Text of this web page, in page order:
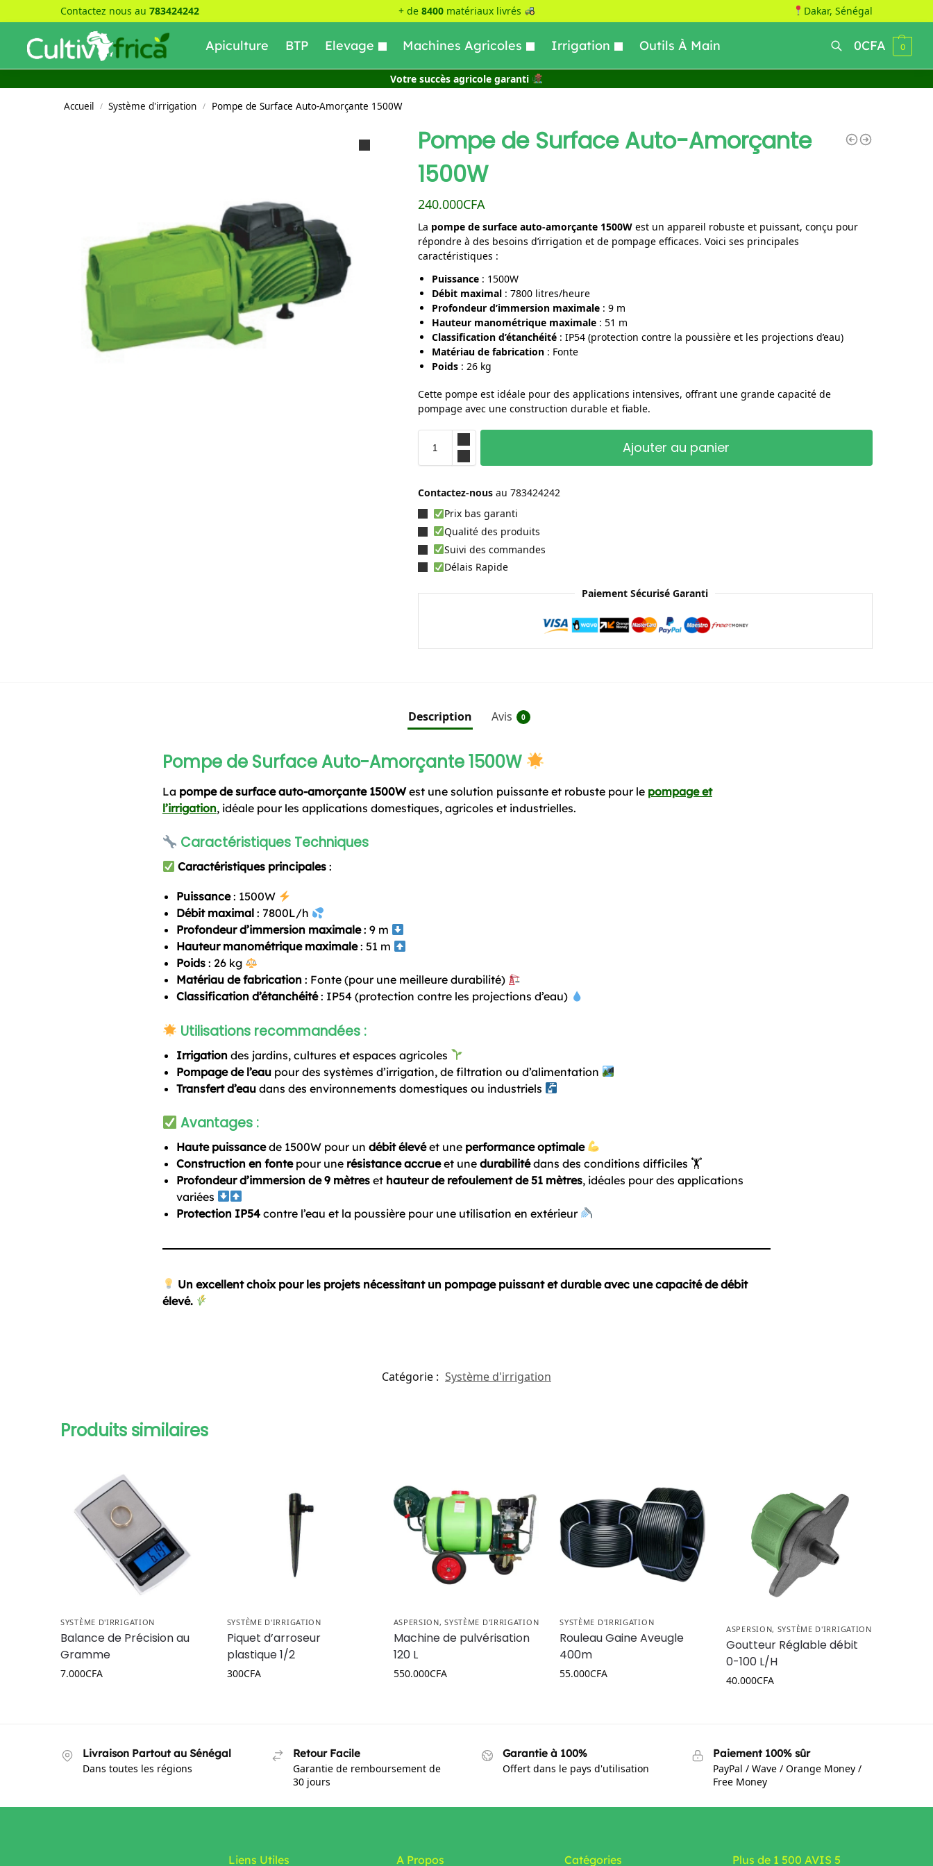
Contactez nous au 783424242 + de 8400matériaux livrés Dakar, Sénégal
Apiculture BTP Elevage Machines Agricoles Irrigation Outils À Main
Recherche
Recherche
0CFA 0
Votre succès agricole garanti
Accueil / Système d'irrigation / Pompe de Surface Auto-Amorçante 1500W
Pompe de Surface Auto-Amorçante
1500W
240.000CFA
La pompe de surface auto-amorçante 1500West un appareil robuste et puissant, conçu pour
répondre à des besoins d’irrigation et de pompage efficaces. Voici ses principales
caractéristiques :
Puissance: 1500W
Débit maximal: 7800 litres/heure
Profondeur d’immersion maximale: 9 m
Hauteur manométrique maximale: 51 m
Classification d’étanchéité: IP54 (protection contre la poussière et les projections d’eau)
Matériau de fabrication: Fonte
Poids: 26 kg
Cette pompe est idéale pour des applications intensives, offrant une grande capacité de
pompage avec une construction durable et fiable.
Ajouter au panier
Contactez-nous au 783424242
Prix bas garanti
Qualité des produits
Suivi des commandes
Délais Rapide
Paiement Sécurisé Garanti
Description Avis 0
Pompe de Surface Auto-Amorçante 1500W
La pompe de surface auto-amorçante 1500West une solution puissante et robuste pour le pompage et
l’irrigation, idéale pour les applications domestiques, agricoles et industrielles.
Caractéristiques Techniques
Caractéristiques principales :
Puissance: 1500W
Débit maximal: 7800L/h
Profondeur d’immersion maximale: 9 m
Hauteur manométrique maximale: 51 m
Poids: 26 kg
Matériau de fabrication: Fonte (pour une meilleure durabilité)
Classification d’étanchéité: IP54 (protection contre les projections d’eau)
Utilisations recommandées :
Irrigationdes jardins, cultures et espaces agricoles
Pompage de l’eaupour des systèmes d’irrigation, de filtration ou d’alimentation
Transfert d’eaudans des environnements domestiques ou industriels
Avantages :
Haute puissancede 1500W pour un débit élevéet une performance optimale
Construction en fontepour une résistance accrueet une durabilitédans des conditions difficiles 🏋️
Profondeur d’immersion de 9 mètreset hauteur de refoulement de 51 mètres, idéales pour des applications
variées
Protection IP54contre l’eau et la poussière pour une utilisation en extérieur
Un excellent choix pour les projets nécessitant un pompage puissant et durable avec une capacité de débit
élevé.
Catégorie : Système d'irrigation
Produits similaires
SYSTÈME D'IRRIGATION
Balance de Précision au
Gramme
7.000CFA
SYSTÈME D'IRRIGATION
Piquet d’arroseur
plastique 1/2
300CFA
ASPERSION,SYSTÈME D'IRRIGATION
Machine de pulvérisation
120 L
550.000CFA
SYSTÈME D'IRRIGATION
Rouleau Gaine Aveugle
400m
55.000CFA
ASPERSION, SYSTÈME D'IRRIGATION
Goutteur Réglable débit
0-100 L/H
40.000CFA
Livraison Partout au Sénégal
Dans toutes les régions
Retour Facile
Garantie de remboursement de
30 jours
Garantie à 100%
Offert dans le pays d'utilisation
Paiement 100% sûr
PayPal / Wave / Orange Money /
Free Money
Liens Utiles A Propos Catégories Plus de 1 500 AVIS 5